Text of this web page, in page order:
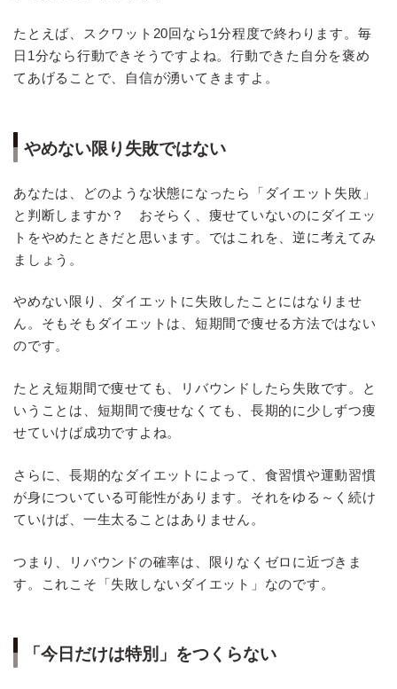
たとえば、スクワット20回なら1分程度で終わります。毎
日1分なら行動できそうですよね。行動できた自分を褒め
てあげることで、自信が湧いてきますよ。
やめない限り失敗ではない
あなたは、どのような状態になったら「ダイエット失敗」
と判断しますか？ おそらく、痩せていないのにダイエッ
トをやめたときだと思います。ではこれを、逆に考えてみ
ましょう。
やめない限り、ダイエットに失敗したことにはなりませ
ん。そもそもダイエットは、短期間で痩せる方法ではない
のです。
たとえ短期間で痩せても、リバウンドしたら失敗です。と
いうことは、短期間で痩せなくても、長期的に少しずつ痩
せていけば成功ですよね。
さらに、長期的なダイエットによって、食習慣や運動習慣
が身についている可能性があります。それをゆる～く続け
ていけば、一生太ることはありません。
つまり、リバウンドの確率は、限りなくゼロに近づきま
す。これこそ「失敗しないダイエット」なのです。
「今日だけは特別」をつくらない